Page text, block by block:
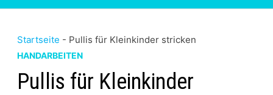
Startseite - Pullis für Kleinkinder stricken
HANDARBEITEN
Pullis für Kleinkinder